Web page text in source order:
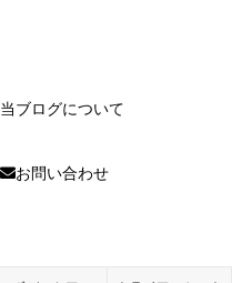
当ブログについて
お問い合わせ